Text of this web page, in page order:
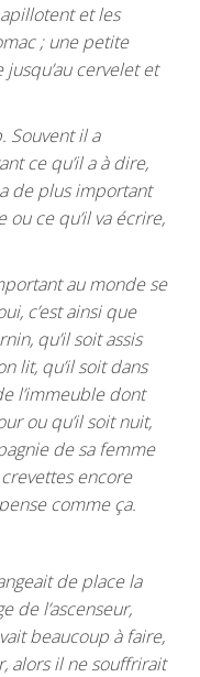
et les
; une petite
cervelet et
Souvent il a
ce qu’il a à dire,
de plus important
ce qu’il va écrire,
au monde se
c’est ainsi que
qu’il soit assis
lit, qu’il soit dans
l’immeuble dont
ou qu’il soit nuit,
de sa femme
encore
comme ça.
de place la
de l’ascenseur,
beaucoup à faire,
alors il ne souffrirait